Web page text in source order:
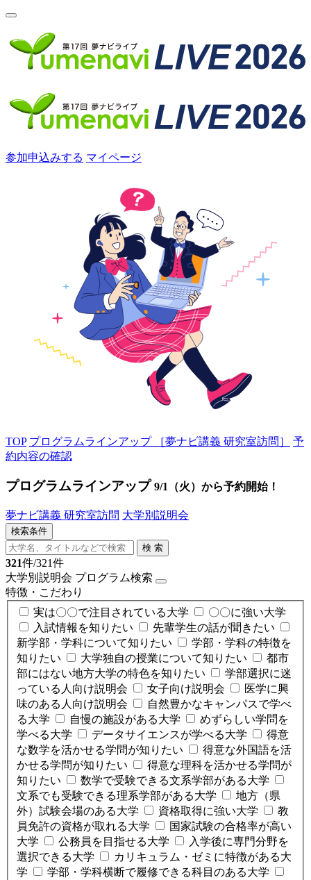
参加申込みする マイページ
TOP プログラムラインアップ ［夢ナビ講義 研究室訪問］
予
約内容の確認
プログラムラインアップ 9/1（火）から予約開始！
夢ナビ講義 研究室訪問 大学別説明会
検索条件
検 索
321件/321件
大学別説明会 プログラム検索
特徴・こだわり
実は〇〇で注目されている大学
〇〇に強い大学
入試情報を知りたい
先輩学生の話が聞きたい
新学部・学科について知りたい
学部・学科の特徴を
知りたい
大学独自の授業について知りたい
都市
部にはない地方大学の特色を知りたい
学部選択に迷
っている人向け説明会
女子向け説明会
医学に興
味のある人向け説明会
自然豊かなキャンパスで学べ
る大学
自慢の施設がある大学
めずらしい学問を
学べる大学
データサイエンスが学べる大学
得意
な数学を活かせる学問が知りたい
得意な外国語を活
かせる学問が知りたい
得意な理科を活かせる学問が
知りたい
数学で受験できる文系学部がある大学
文系でも受験できる理系学部がある大学
地方（県
外）試験会場のある大学
資格取得に強い大学
教
員免許の資格が取れる大学
国家試験の合格率が高い
大学
公務員を目指せる大学
入学後に専門分野を
選択できる大学
カリキュラム・ゼミに特徴がある大
学
学部・学科横断で履修できる科目のある大学